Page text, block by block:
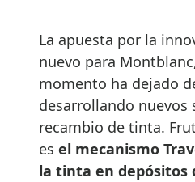
La apuesta por la
nuevo para
momento ha dejado
desarrollando nuevos
recambio de tinta.
es el mecanismo
la tinta en depósitos